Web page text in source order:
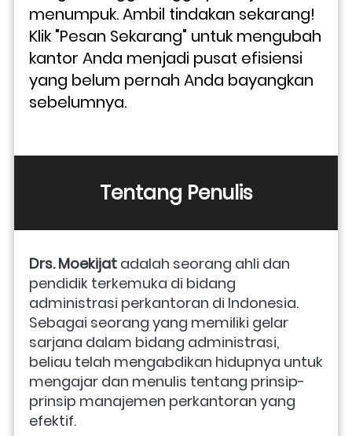
menumpuk. Ambil tindakan sekarang!
Klik "Pesan Sekarang" untuk mengubah
kantor Anda menjadi pusat efisiensi
yang belum pernah Anda bayangkan
sebelumnya.
Tentang Penulis
Drs. Moekijat adalah seorang ahli dan
pendidik terkemuka di bidang
administrasi perkantoran di Indonesia.
Sebagai seorang yang memiliki gelar
sarjana dalam bidang administrasi,
beliau telah mengabdikan hidupnya untuk
mengajar dan menulis tentang prinsip-
prinsip manajemen perkantoran yang
efektif.